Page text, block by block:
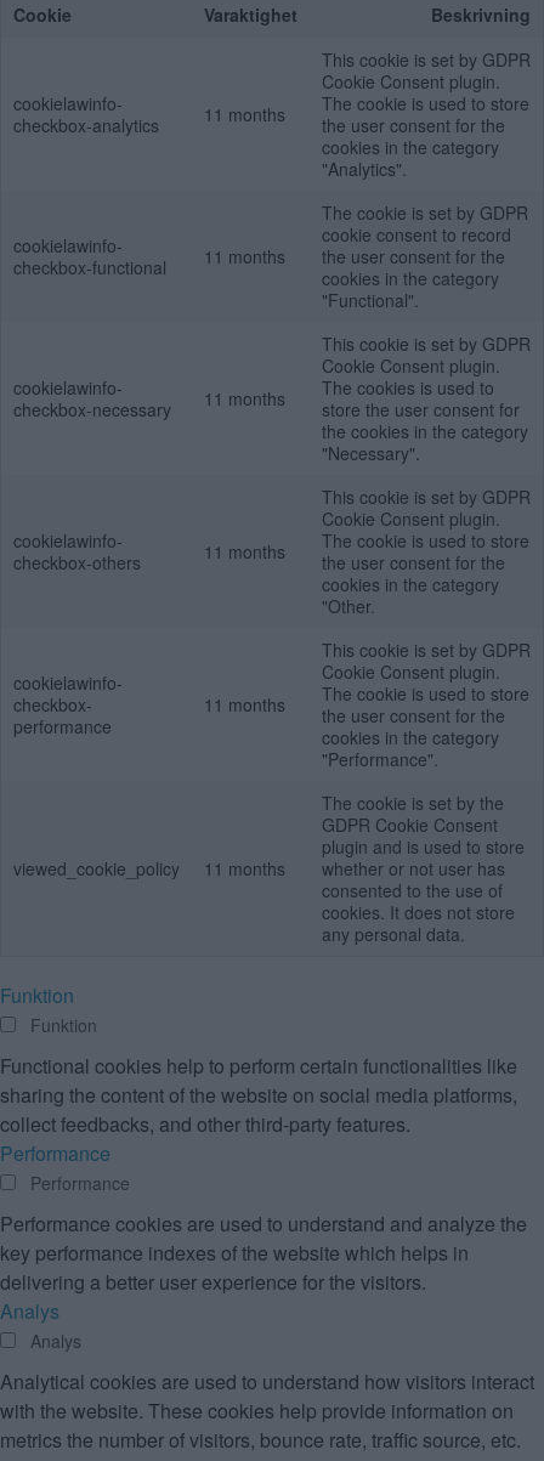
Cookie Varaktighet Beskrivning
cookielawinfo-
checkbox-analytics
11 months
This cookie is set by GDPR
Cookie Consent plugin.
The cookie is used to store
the user consent for the
cookies in the category
"Analytics".
cookielawinfo-
checkbox-functional
11 months
The cookie is set by GDPR
cookie consent to record
the user consent for the
cookies in the category
"Functional".
cookielawinfo-
checkbox-necessary
11 months
This cookie is set by GDPR
Cookie Consent plugin.
The cookies is used to
store the user consent for
the cookies in the category
"Necessary".
cookielawinfo-
checkbox-others
11 months
This cookie is set by GDPR
Cookie Consent plugin.
The cookie is used to store
the user consent for the
cookies in the category
"Other.
cookielawinfo-
checkbox-
performance
11 months
This cookie is set by GDPR
Cookie Consent plugin.
The cookie is used to store
the user consent for the
cookies in the category
"Performance".
viewed_cookie_policy 11 months
The cookie is set by the
GDPR Cookie Consent
plugin and is used to store
whether or not user has
consented to the use of
cookies. It does not store
any personal data.
Funktion
Funktion
Functional cookies help to perform certain functionalities like
sharing the content of the website on social media platforms,
collect feedbacks, and other third-party features.
Performance
Performance
Performance cookies are used to understand and analyze the
key performance indexes of the website which helps in
delivering a better user experience for the visitors.
Analys
Analys
Analytical cookies are used to understand how visitors interact
with the website. These cookies help provide information on
metrics the number of visitors, bounce rate, traffic source, etc.